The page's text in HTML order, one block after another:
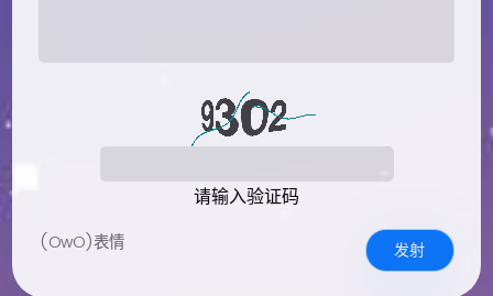
请输入验证码
(OwO)表情 发射